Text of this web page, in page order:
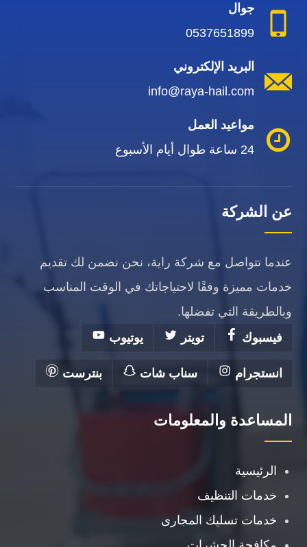
جوال
0537651899
البريد الإلكتروني
info@raya-hail.com
مواعيد العمل
24 ساعة طوال أيام الأسبوع
عن الشركة
عندما تتواصل مع شركة راية، نحن نضمن لك تقديم
خدمات مميزة وفقًا لاحتياجاتك في الوقت المناسب
وبالطريقة التي تفضلها.
فيسبوك
تويتر يوتيوب
انستجرام سناب شات بنترست
المساعدة والمعلومات
الرئيسية
خدمات التنظيف
خدمات تسليك المجارى